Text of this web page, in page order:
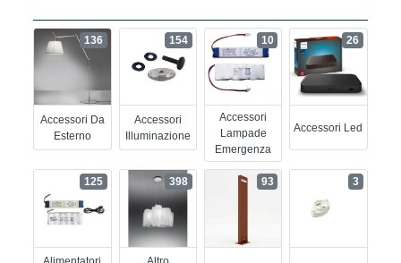
Accessori Da
Esterno
136
Accessori
Illuminazione
154
Accessori
Lampade
Emergenza
10
Accessori Led
26
125 398 93 3